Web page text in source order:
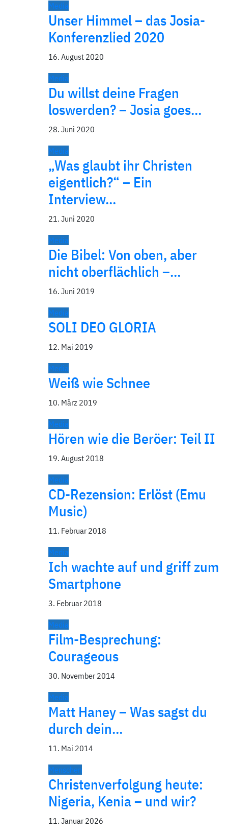
Media
Unser Himmel – das Josia-
Konferenzlied 2020
16. August 2020
Media
Du willst deine Fragen
loswerden? – Josia goes…
28. Juni 2020
Media
„Was glaubt ihr Christen
eigentlich?“ – Ein
Interview…
21. Juni 2020
Media
Die Bibel: Von oben, aber
nicht oberflächlich –…
16. Juni 2019
Media
SOLI DEO GLORIA
12. Mai 2019
Media
Weiß wie Schnee
10. März 2019
Media
Hören wie die Beröer: Teil II
19. August 2018
Media
CD-Rezension: Erlöst (Emu
Music)
11. Februar 2018
Media
Ich wachte auf und griff zum
Smartphone
3. Februar 2018
Media
Film-Besprechung:
Courageous
30. November 2014
Media
Matt Haney – Was sagst du
durch dein…
11. Mai 2014
Menschen
Christenverfolgung heute:
Nigeria, Kenia – und wir?
11. Januar 2026